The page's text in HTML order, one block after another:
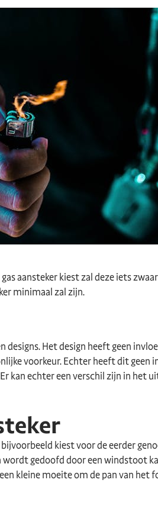
aansteker kiest zal deze iets
minimaal zal zijn.
Het design heeft geen
voorkeur. Echter heeft dit geen
kan echter een verschil zijn in het
kiest voor de eerder
gedoofd door een windstoot
kleine moeite om de pan van het